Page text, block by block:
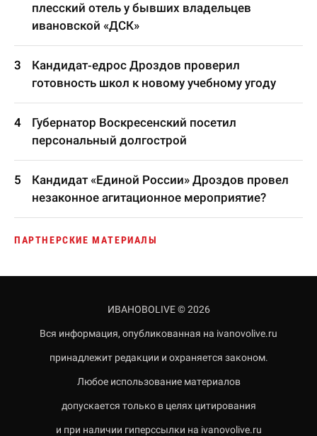
плесский отель у бывших владельцев
ивановской «ДСК»
Кандидат-едрос Дроздов проверил
готовность школ к новому учебному угоду
Губернатор Воскресенский посетил
персональный долгострой
Кандидат «Единой России» Дроздов провел
незаконное агитационное мероприятие?
ПАРТНЕРСКИЕ МАТЕРИАЛЫ
ИВАНОВОLIVE © 2026
Вся информация, опубликованная на ivanovolive.ru
принадлежит редакции и охраняется законом.
Любое использование материалов
допускается только в целях цитирования
и при наличии гиперссылки на ivanovolive.ru